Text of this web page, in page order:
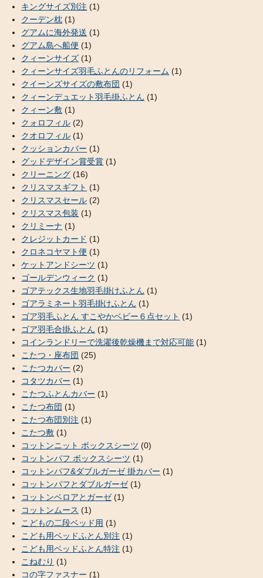
キングサイズ別注 (1)
クーデン枕 (1)
グアムに海外発送 (1)
グアム島へ船便 (1)
クィーンサイズ (1)
クィーンサイズ羽毛ふとんのリフォーム (1)
クイーンズサイズの敷布団 (1)
クィーンデュエット羽毛掛ふとん (1)
クィーン敷 (1)
クォロフィル (2)
クオロフィル (1)
クッションカバー (1)
グッドデザイン賞受賞 (1)
クリーニング (16)
クリスマスギフト (1)
クリスマスセール (2)
クリスマス包装 (1)
クリミーナ (1)
クレジットカード (1)
クロネコヤマト便 (1)
ケットアンドシーツ (1)
ゴールデンウィーク (1)
ゴアテックス生地羽毛掛けふとん (1)
ゴアラミネート羽毛掛けふとん (1)
ゴア羽毛ふとん すこやかベビー６点セット (1)
ゴア羽毛合掛ふとん (1)
コインランドリーで洗濯後乾燥機まで対応可能 (1)
こたつ・座布団 (25)
こたつカバー (2)
コタツカバー (1)
こたつふとんカバー (1)
こたつ布団 (1)
こたつ布団別注 (1)
こたつ敷 (1)
コットンニット ボックスシーツ (0)
コットンパフ ボックスシーツ (1)
コットンパフ&ダブルガーゼ 掛カバー (1)
コットンパフとダブルガーゼ(1)
コットンベロアとガーゼ(1)
コットンムース (1)
こどもの二段ベッド用 (1)
こども用ベッドふとん別注 (1)
こども用ベッドふとん特注 (1)
こねむり (1)
コの字ファスナー (1)